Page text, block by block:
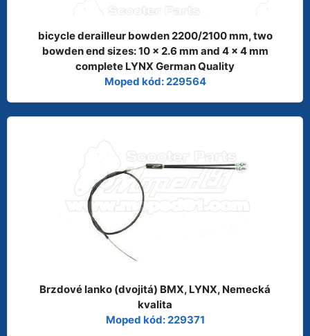
bicycle derailleur bowden 2200/2100 mm, two
bowden end sizes: 10 x 2.6 mm and 4 x 4 mm
complete LYNX German Quality
Moped kód: 229564
Brzdové lanko (dvojitá) BMX, LYNX, Nemecká
kvalita
Moped kód: 229371